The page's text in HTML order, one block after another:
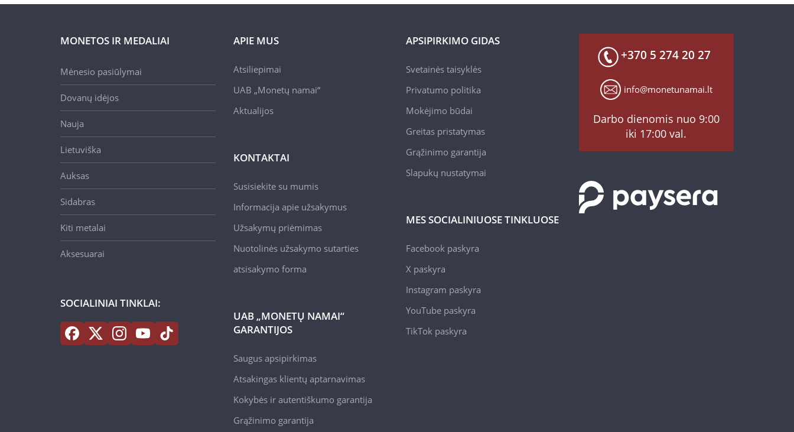
MONETOS IR MEDALIAI
Mėnesio pasiūlymai
Dovanų idėjos
Nauja
Lietuviška
Auksas
Sidabras
Kiti metalai
Aksesuarai
SOCIALINIAI TINKLAI:
APIE MUS
Atsiliepimai
UAB „Monetų namai“
Aktualijos
KONTAKTAI
Susisiekite su mumis
Informacija apie užsakymus
Užsakymų priėmimas
Nuotolinės užsakymo sutarties
atsisakymo forma
UAB „MONETŲ NAMAI“
GARANTIJOS
Saugus apsipirkimas
Atsakingas klientų aptarnavimas
Kokybės ir autentiškumo garantija
Grąžinimo garantija
APSIPIRKIMO GIDAS
Svetainės taisyklės
Privatumo politika
Mokėjimo būdai
Greitas pristatymas
Grąžinimo garantija
Slapukų nustatymai
MES SOCIALINIUOSE TINKLUOSE
Facebook paskyra
X paskyra
Instagram paskyra
YouTube paskyra
TikTok paskyra
+370 5 274 20 27
info@monetunamai.lt
Darbo dienomis nuo 9:00
iki 17:00 val.